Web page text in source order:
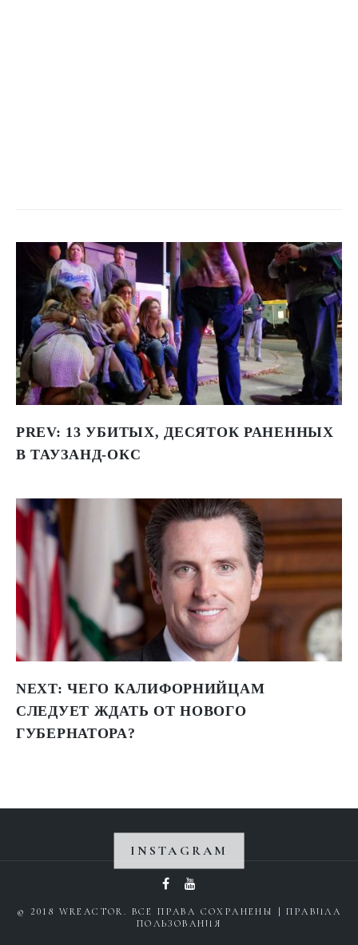
PREV: 13 УБИТЫХ, ДЕСЯТОК РАНЕННЫХ
В ТАУЗАНД-ОКС
NEXT: ЧЕГО КАЛИФОРНИЙЦАМ
СЛЕДУЕТ ЖДАТЬ ОТ НОВОГО
ГУБЕРНАТОРА?
INSTAGRAM
Instagram не вернул 200.
© 2018 WREACTOR. ВСЕ ПРАВА СОХРАНЕНЫ |ПРАВИЛА
ПОЛЬЗОВАНИЯ